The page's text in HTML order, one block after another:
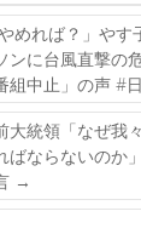
めれば？」やす
ンに台風直撃の
組中止」の声 #
大統領「なぜ我
ばならないのか
→